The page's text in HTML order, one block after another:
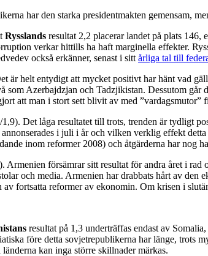
har den starka presidentmakten gemensam,
Rysslands resultat 2,2 placerar landet på plats
verkar hittills ha haft marginella effekter.
också erkänner, senast i sitt årliga tal till
är helt entydigt att mycket positivt har hänt vad
som Azerbajdzjan och Tadzjikistan. Dessutom
att man i stort sett blivit av med
1,9). Det låga resultatet till trots, trenden är tydligt
i juli i år och vilken verklig effekt
inom reformer 2008) och åtgärderna har nog
Armenien försämrar sitt resultat för andra året i
och media. Armenien har drabbats hårt av
av fortsatta reformer av ekonomin. Om krisen i
resultat på 1,3 underträffas endast av
före detta sovjetrepublikerna har länge, trots
kan inga större skillnader märkas.